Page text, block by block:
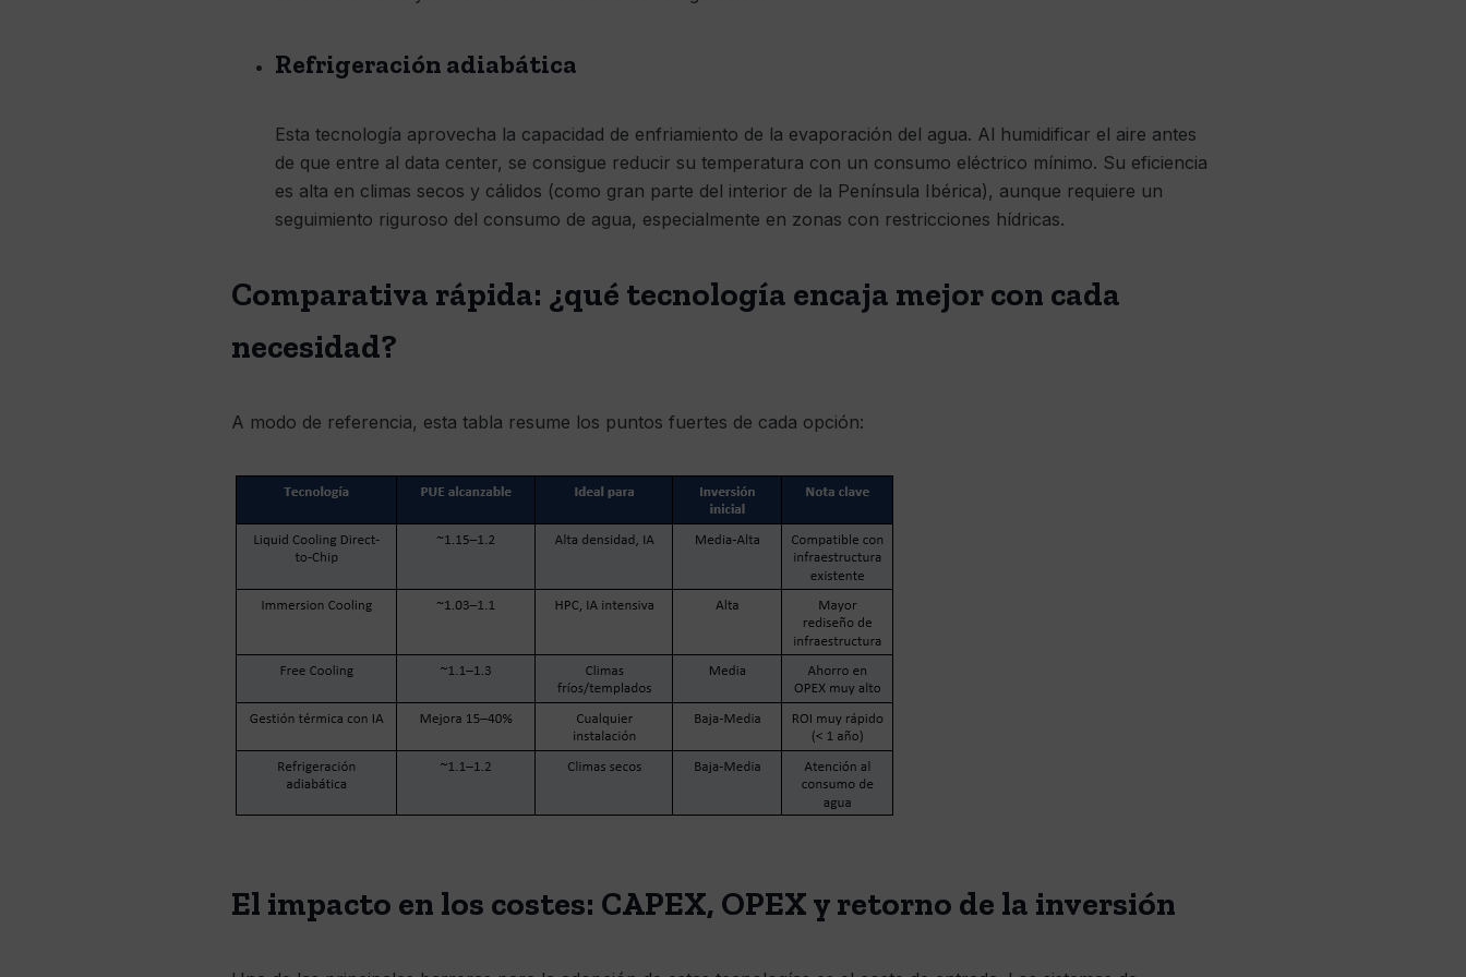
Refrigeración adiabática
Esta tecnología aprovecha la capacidad de enfriamiento de la evaporación del agua. Al humidificar el aire antes
de que entre al data center, se consigue reducir su temperatura con un consumo eléctrico mínimo. Su eficiencia
es alta en climas secos y cálidos (como gran parte del interior de la Península Ibérica), aunque requiere un
seguimiento riguroso del consumo de agua, especialmente en zonas con restricciones hídricas.
Comparativa rápida: ¿qué tecnología encaja mejor con cada
necesidad?
A modo de referencia, esta tabla resume los puntos fuertes de cada opción:
El impacto en los costes: CAPEX, OPEX y retorno de la inversión